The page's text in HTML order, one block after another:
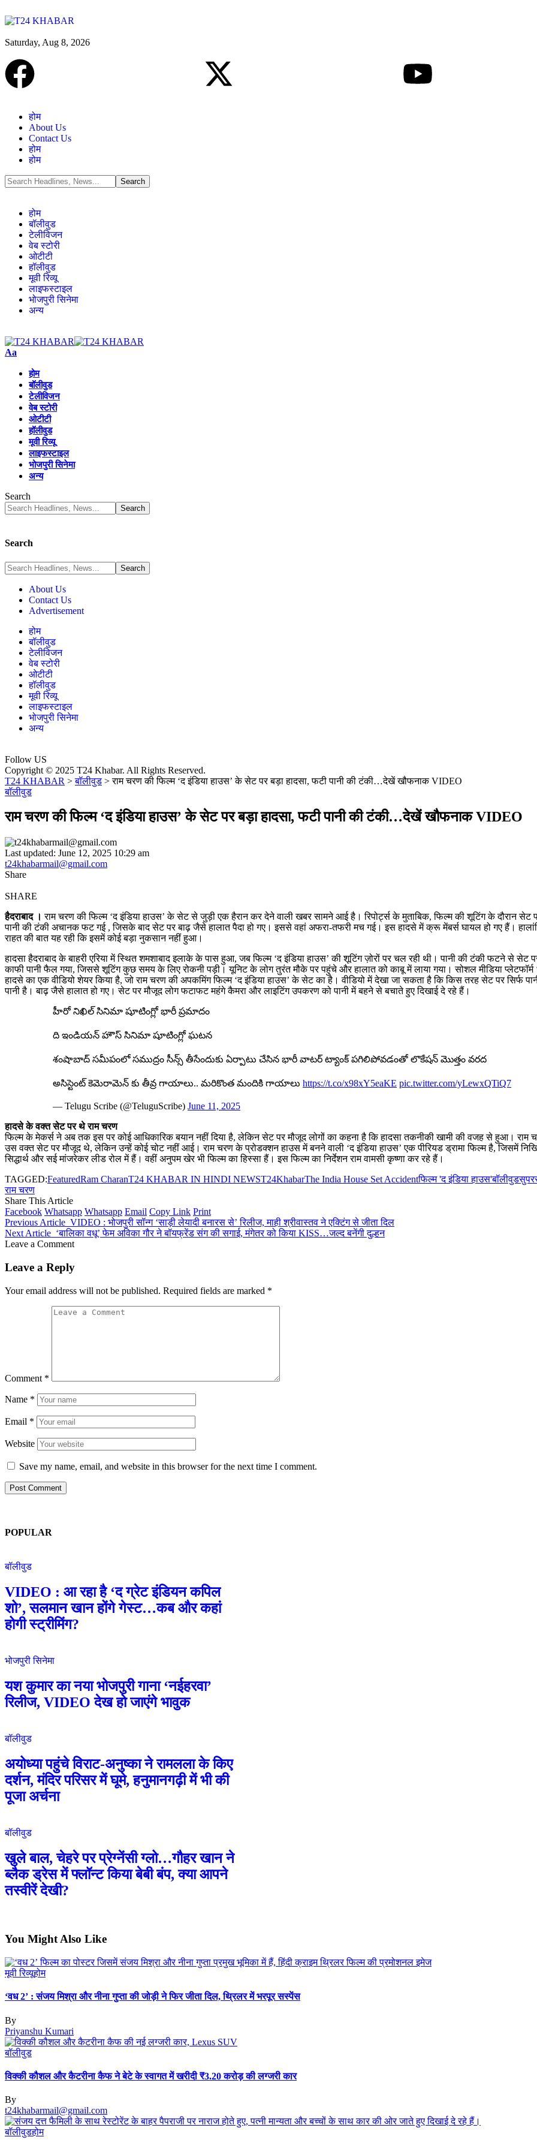
Saturday, Aug 8, 2026
होम
About Us
Contact Us
होम
होम
होम
बॉलीवुड
टेलीविजन
वेब स्टोरी
ओटीटी
हॉलीवुड
मूवी रिव्यू
लाइफस्टाइल
भोजपुरी सिनेमा
अन्य
Aa
होम
बॉलीवुड
टेलीविजन
वेब स्टोरी
ओटीटी
हॉलीवुड
मूवी रिव्यू
लाइफस्टाइल
भोजपुरी सिनेमा
अन्य
Search
Search
About Us
Contact Us
Advertisement
होम
बॉलीवुड
टेलीविजन
वेब स्टोरी
ओटीटी
हॉलीवुड
मूवी रिव्यू
लाइफस्टाइल
भोजपुरी सिनेमा
अन्य
Follow US
Copyright © 2025 T24 Khabar. All Rights Reserved.
T24 KHABAR >बॉलीवुड >राम चरण की फिल्म ‘द इंडिया हाउस’ के सेट पर बड़ा हादसा, फटी पानी की टंकी…देखें खौफनाक VIDEO
बॉलीवुड
राम चरण की फिल्म ‘द इंडिया हाउस’ के सेट पर बड़ा हादसा, फटी पानी की टंकी…देखें खौफनाक VIDEO
Last updated: June 12, 2025 10:29 am
t24khabarmail@gmail.com
Share
SHARE
हैदराबाद ।राम चरण की फिल्म ‘द इंडिया हाउस’ के सेट से जुड़ी एक हैरान कर देने वाली खबर सामने आई है। रिपोर्ट्स के मुताबिक, फिल्म की शूटिंग के दौरान सेट
पानी की टंकी अचानक फट गई , जिसके बाद सेट पर बाढ़ जैसे हालात पैदा हो गए। इससे वहां अफरा-तफरी मच गई। इस हादसे में क्रू मेंबर्स घायल हो गए हैं।
राहत की बात यह रही कि इसमें कोई बड़ा नुकसान नहीं हुआ।
हादसा हैदराबाद के बाहरी एरिया में स्थित शमशाबाद इलाके के पास हुआ, जब फिल्म ‘द इंडिया हाउस’ की शूटिंग ज़ोरों पर चल रही थी। पानी की टंकी फटने से सेट
काफी पानी फैल गया, जिससे शूटिंग कुछ समय के लिए रोकनी पड़ी। यूनिट के लोग तुरंत मौके पर पहुंचे और हालात को काबू में लाया गया। सोशल मीडिया प्लेटफॉर्म
हादसे का एक वीडियो शेयर किया है, जो राम चरण की अपकमिंग फिल्म ‘द इंडिया हाउस’ के सेट का है। वीडियो में देखा जा सकता है कि किस तरह सेट पर सिर्फ
पानी है। बाढ़ जैसे हालात हो गए। सेट पर मौजूद लोग फटाफट महंगे कैमरा और लाइटिंग उपकरण को पानी में बहने से बचाते हुए दिखाई दे रहे हैं।
హీరో నిఖిల్ సినిమా షూటింగ్లో భారీ ప్రమాదం
ది ఇండియన్ హౌస్ సినిమా షూటింగ్లో ఘటన
శంషాబాద్ సమీపంలో సముద్రం సీన్స్ తీసేందుకు ఏర్పాటు చేసిన భారీ వాటర్ ట్యాంక్ పగిలిపోవడంతో లొకేషన్ మొత్తం వరద
అసిస్టెంట్ కెమెరామెన్ కు తీవ్ర గాయాలు.. మరికొంత మందికి గాయాలు https://t.co/x98xY5eaKE pic.twitter.com/yLewxQTiQ7
— Telugu Scribe (@TeluguScribe) June 11, 2025
हादसे के वक्त सेट पर थे राम चरण
फिल्म के मेकर्स ने अब तक इस पर कोई आधिकारिक बयान नहीं दिया है, लेकिन सेट पर मौजूद लोगों का कहना है कि हादसा तकनीकी खामी की वजह से हुआ। राम
उस वक्त सेट पर मौजूद थे, लेकिन उन्हें कोई चोट नहीं आई। राम चरण के प्रोडक्शन हाउस में बनने वाली ‘द इंडिया हाउस’ एक पीरियड ड्रामा फिल्म है, जिसमें
सिद्धार्थ और सई मांजरेकर लीड रोल में हैं। वहीं अनुपम खेर भी फिल्म का हिस्सा हैं। इस फिल्म का निर्देशन राम वामसी कृष्णा कर रहे हैं।
TAGGED:FeaturedRam CharanT24 KHABAR IN HINDI NEWST24KhabarThe India House Set Accidentफिल्म 'द इंडिया हाउस'बॉलीवुड
राम चरण
Share This Article
Facebook Whatsapp Whatsapp Email Copy Link Print
Previous Article VIDEO : भोजपुरी सॉन्ग ‘साड़ी लेयादी बनारस से’ रिलीज, माही श्रीवास्तव ने एक्टिंग से जीता दिल
Next Article ‘बालिका वधू’ फेम अविका गौर ने बॉयफ्रेंड संग की सगाई, मंगेतर को किया KISS…जल्द बनेंगी दुल्हन
Leave a Comment
Leave a Reply
Your email address will not be published. Required fields are marked *
Comment *
Name *
Email *
Website
Save my name, email, and website in this browser for the next time I comment.
POPULAR
बॉलीवुड
VIDEO : आ रहा है ‘द ग्रेट इंडियन कपिल
शो’, सलमान खान होंगे गेस्ट…कब और कहां
होगी स्ट्रीमिंग?
भोजपुरी सिनेमा
यश कुमार का नया भोजपुरी गाना ‘नईहरवा’
रिलीज, VIDEO देख हो जाएंगे भावुक
बॉलीवुड
अयोध्या पहुंचे विराट-अनुष्का ने रामलला के किए
दर्शन, मंदिर परिसर में घूमे, हनुमानगढ़ी में भी की
पूजा अर्चना
बॉलीवुड
खुले बाल, चेहरे पर प्रेग्नेंसी ग्लो…गौहर खान ने
ब्लैक ड्रेस में फ्लॉन्ट किया बेबी बंप, क्या आपने
तस्वीरें देखी?
You Might Also Like
मूवी रिव्यूहोम
‘वध 2’ : संजय मिश्रा और नीना गुप्ता की जोड़ी ने फिर जीता दिल, थ्रिलर में भरपूर सस्पेंस
By
Priyanshu Kumari
बॉलीवुड
विक्की कौशल और कैटरीना कैफ ने बेटे के स्वागत में खरीदी ₹3.20 करोड़ की लग्जरी कार
By
t24khabarmail@gmail.com
बॉलीवुडहोम